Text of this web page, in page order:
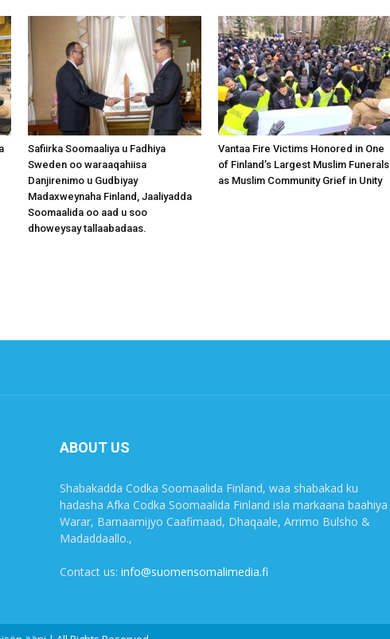
Safiirka Soomaaliya u Fadhiya
Sweden oo waraaqahiisa
Danjirenimo u Gudbiyay
Madaxweynaha Finland, Jaaliyadda
Soomaalida oo aad u soo
dhoweysay tallaabadaas.
Vantaa Fire Victims Honored in One
of Finland’s Largest Muslim Funerals
as Muslim Community Grief in Unity
ABOUT US
Shabakadda Codka Soomaalida Finland, waa shabakad ku
hadasha Afka Codka Soomaalida Finland isla markaana baahiya
Warar, Barnaamijyo Caafimaad, Dhaqaale, Arrimo Bulsho &
Madaddaallo.,
Contact us: info@suomensomalimedia.fi